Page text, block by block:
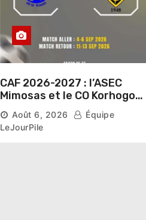
CAF 2026-2027 : l’ASEC
Mimosas et le CO Korhogo
connaissent leur route vers
la phase de groupes
Août 6, 2026
Équipe
LeJourPile